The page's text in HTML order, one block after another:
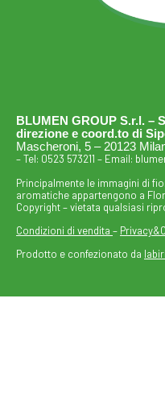
BLUMEN GROUP S.r.l. –
direzione e coord.to di
Mascheroni, 5 – 20123
– Tel: 0523 573211 – Email:
Principalmente le immagini di
aromatiche appartengono a
Copyright – vietata qualsiasi
Condizioni di vendita –
Prodotto e confezionato da